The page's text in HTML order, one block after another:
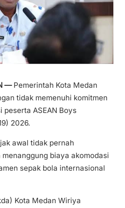
—Pemerintah Kota Medan
tidak memenuhi komitmen
peserta ASEAN Boys
2026.
awal tidak pernah
biaya akomodasi
sepak bola internasional
Kota Medan Wiriya